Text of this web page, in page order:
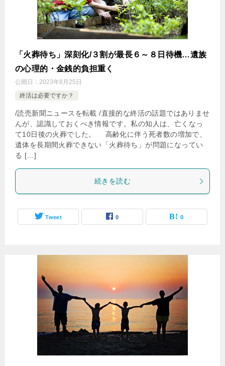
「火葬待ち」深刻化/３割が最長６～８日待機…遺族
の心理的・金銭的負担重く
公開日： 2023年8月25日
終活は必要ですか？
/読売新聞ニュースを転載 /直接的な終活の話題ではありませ
んが、認識しておくべき情報です。私の知人は、亡くなっ
て10日後の火葬でした。 高齢化に伴う死者数の増加で、
遺体を長期間火葬できない「火葬待ち」が問題になってい
る […]
続きを読む
Tweet 0 0